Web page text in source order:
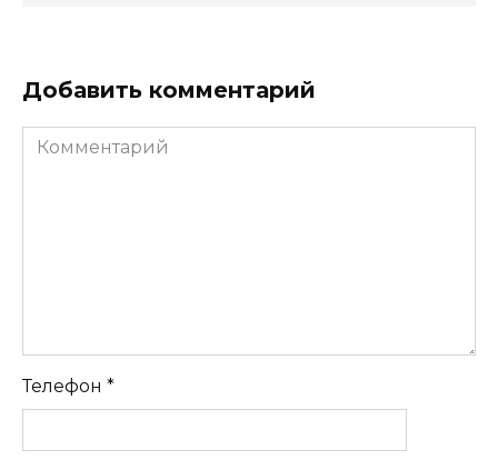
Добавить комментарий
Комментарий
Телефон *